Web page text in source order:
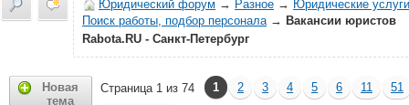
Юридический форум → Разное → Юридические
Поиск работы, подбор персонала→ Вакансии юристов
Rabota.RU - Санкт-Петербург
Новая
тема
Страница 1 из 74 1 2 3 4 5 6 11
51